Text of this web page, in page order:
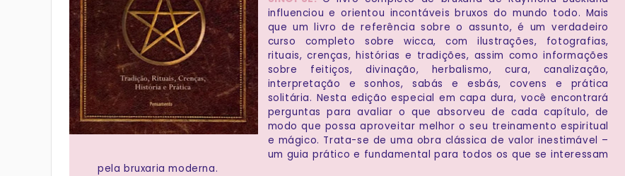
influenciou e orientou incontáveis bruxos do mundo todo. Mais
que um livro de referência sobre o assunto, é um verdadeiro
curso completo sobre wicca, com ilustrações, fotografias,
rituais, crenças, histórias e tradições, assim como informações
sobre feitiços, divinação, herbalismo, cura, canalização,
interpretação e sonhos, sabás e esbás, covens e prática
solitária. Nesta edição especial em capa dura, você encontrará
perguntas para avaliar o que absorveu de cada capítulo, de
modo que possa aproveitar melhor o seu treinamento espiritual
e mágico. Trata-se de uma obra clássica de valor inestimável –
um guia prático e fundamental para todos os que se interessam
pela bruxaria moderna.